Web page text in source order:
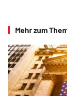
Mehr zum